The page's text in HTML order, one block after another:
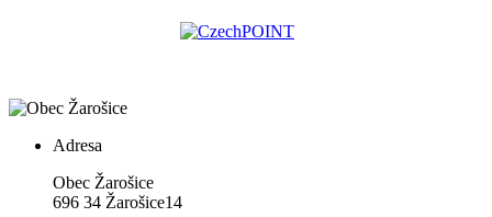
Adresa
Obec Žarošice
696 34 Žarošice14